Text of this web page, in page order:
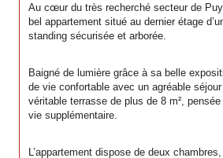
Au cœur du très recherché secteur de
bel appartement situé au dernier étage
standing sécurisée et arborée.
Baigné de lumière grâce à sa belle
de vie confortable avec un agréable
véritable terrasse de plus de 8 m²,
vie supplémentaire.
L’appartement dispose de deux